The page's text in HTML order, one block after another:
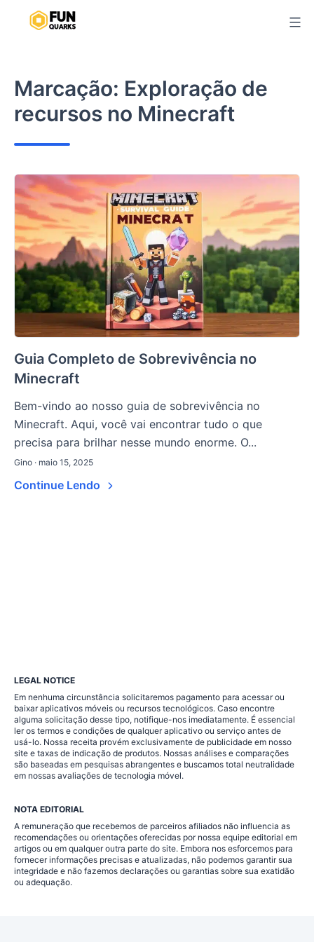
Marcação: Exploração de
recursos no Minecraft
Guia Completo de Sobrevivência no
Minecraft
Bem-vindo ao nosso guia de sobrevivência no
Minecraft. Aqui, você vai encontrar tudo o que
precisa para brilhar nesse mundo enorme. O...
Gino · maio 15, 2025
Continue Lendo
LEGAL NOTICE
Em nenhuma circunstância solicitaremos pagamento para acessar ou
baixar aplicativos móveis ou recursos tecnológicos. Caso encontre
alguma solicitação desse tipo, notifique-nos imediatamente. É essencial
ler os termos e condições de qualquer aplicativo ou serviço antes de
usá-lo. Nossa receita provém exclusivamente de publicidade em nosso
site e taxas de indicação de produtos. Nossas análises e comparações
são baseadas em pesquisas abrangentes e buscamos total neutralidade
em nossas avaliações de tecnologia móvel.
NOTA EDITORIAL
A remuneração que recebemos de parceiros afiliados não influencia as
recomendações ou orientações oferecidas por nossa equipe editorial em
artigos ou em qualquer outra parte do site. Embora nos esforcemos para
fornecer informações precisas e atualizadas, não podemos garantir sua
integridade e não fazemos declarações ou garantias sobre sua exatidão
ou adequação.